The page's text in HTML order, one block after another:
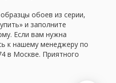
обоев из серии,
и заполните
Если вам нужна
к нашему менеджеру по
в Москве. Приятного